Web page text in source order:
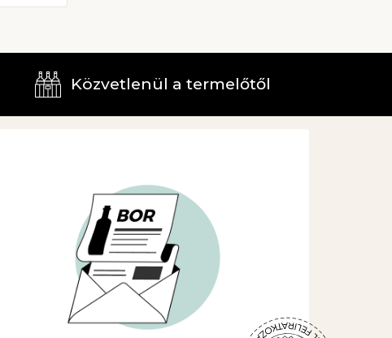
Közvetlenül a termelőtől